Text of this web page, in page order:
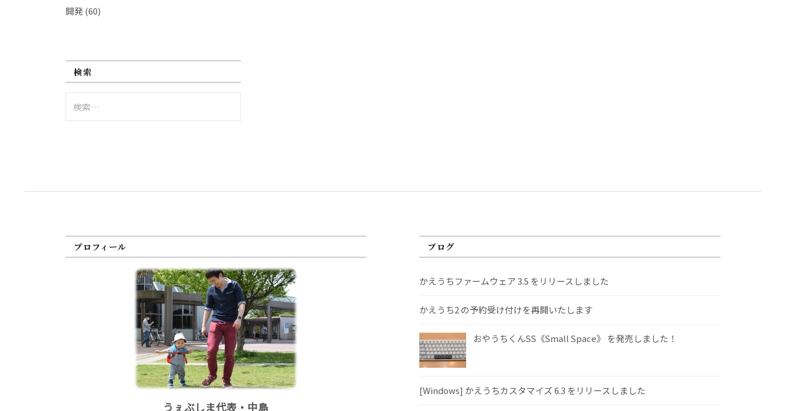
開発(60)
検索
索:
プロフィール
うぇぶしま代表・中島
ブログ
かえうちファームウェア 3.5 をリリースしました
かえうち2 の予約受け付けを再開いたします
おやうちくんSS《Small Space》 を発売しました！
[Windows] かえうちカスタマイズ 6.3 をリリースしました